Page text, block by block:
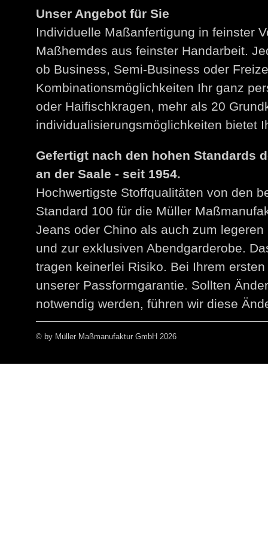
Unser Angebot für Sie
Individuelle Maßanfertigung in feinster
Maßhemdes aus feinster Handarbeit.
ob Business, Semi-Business oder
Kombinationsmöglichkeiten Ihr ganz
oder Haifischkragen, mehr als 20
individualisierungsmöglichkeiten bietet
Gefertigt nach den hohen Standards
an der Saale - seit 1954.
Hochwertigste Stoffqualitäten von den
Standard 100 für die Müller
Jeans oder Chino als auch zum
und zur exklusiven Abendgarderobe.
tragen keinerlei Risiko. Bei Ihrem
unserer Passformgarantie. Sollten
notwendig werden, führen wir diese
© by Müller Maßmanufaktur GmbH 2026